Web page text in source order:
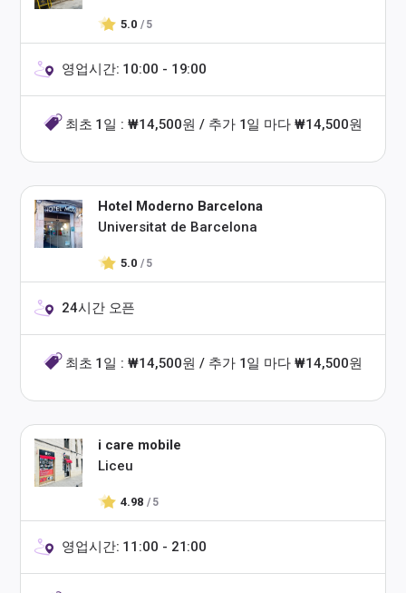
5.0 / 5
영업시간: 10:00 - 19:00
최초 1일 : ₩14,500원 / 추가 1일 마다 ₩14,500원
Hotel Moderno Barcelona
Universitat de Barcelona
5.0 / 5
24시간 오픈
최초 1일 : ₩14,500원 / 추가 1일 마다 ₩14,500원
i care mobile
Liceu
4.98 / 5
영업시간: 11:00 - 21:00